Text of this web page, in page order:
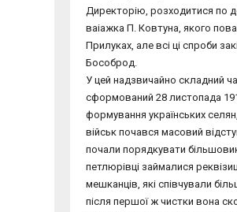
Директорію, розходитися по
ваіажка П. Ковтуна, якого
Прилуках, але всі ці спроби
Бособрод.
У цей надзвичайно складний
сформований 28 листопада
формування українських
військ почався масовий
почали порядкувати
петлюрівці займалися
мешканців, які співчували
після першої ж чистки вона